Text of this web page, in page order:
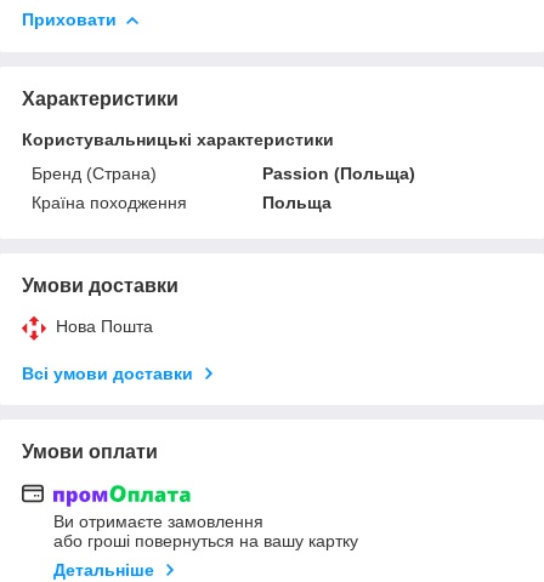
Приховати
Характеристики
Користувальницькі характеристики
Бренд (Страна)
Passion (Польща)
Країна походження
Польща
Умови доставки
Нова Пошта
Всі умови доставки
Умови оплати
Ви отримаєте замовлення
або гроші повернуться на вашу картку
Детальніше